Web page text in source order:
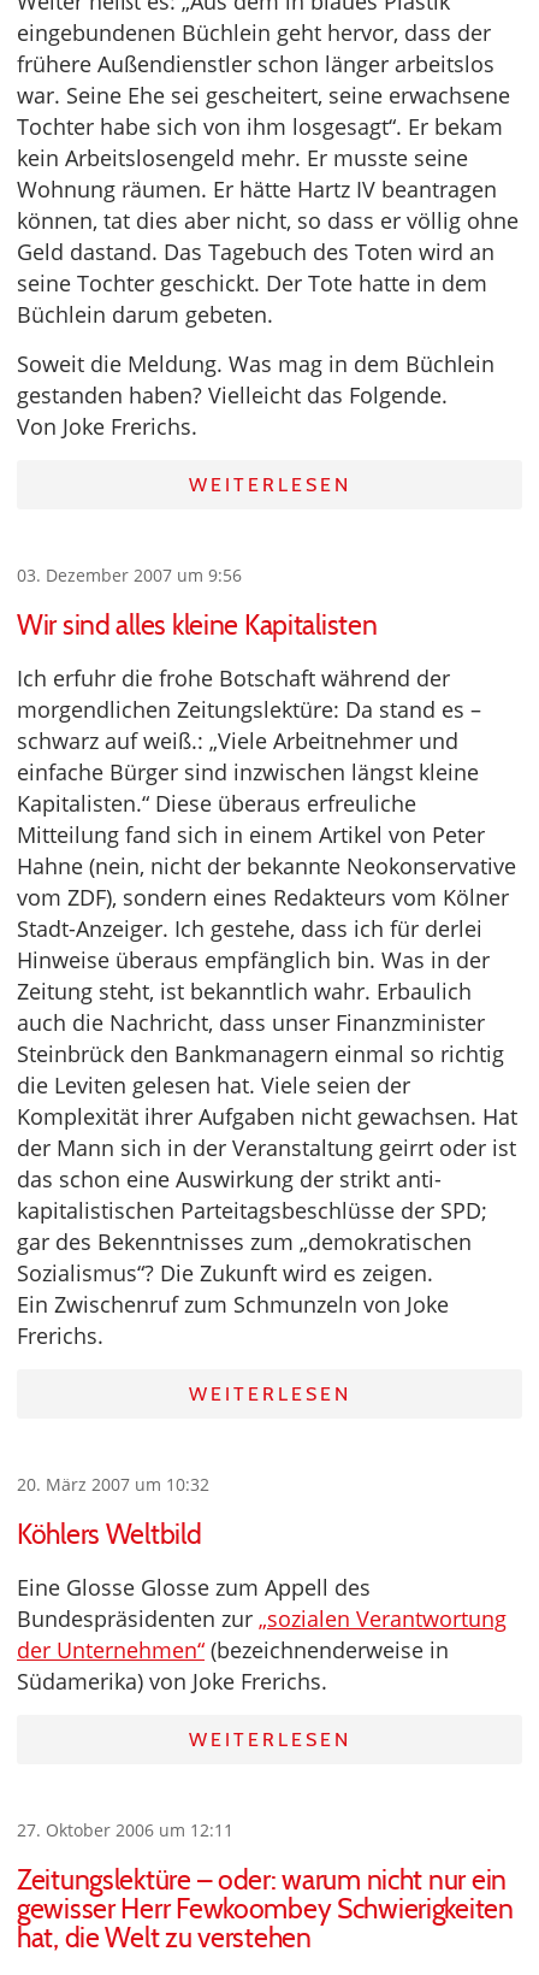
eingebundenen Büchlein geht hervor, dass der
frühere Außendienstler schon länger arbeitslos
war. Seine Ehe sei gescheitert, seine erwachsene
Tochter habe sich von ihm losgesagt“. Er bekam
kein Arbeitslosengeld mehr. Er musste seine
Wohnung räumen. Er hätte Hartz IV beantragen
können, tat dies aber nicht, so dass er völlig ohne
Geld dastand. Das Tagebuch des Toten wird an
seine Tochter geschickt. Der Tote hatte in dem
Büchlein darum gebeten.
Soweit die Meldung. Was mag in dem Büchlein
gestanden haben? Vielleicht das Folgende.
Von Joke Frerichs.
WEITERLESEN
03. Dezember 2007 um 9:56
Wir sind alles kleine Kapitalisten
Ich erfuhr die frohe Botschaft während der
morgendlichen Zeitungslektüre: Da stand es –
schwarz auf weiß.: „Viele Arbeitnehmer und
einfache Bürger sind inzwischen längst kleine
Kapitalisten.“ Diese überaus erfreuliche
Mitteilung fand sich in einem Artikel von Peter
Hahne (nein, nicht der bekannte Neokonservative
vom ZDF), sondern eines Redakteurs vom Kölner
Stadt-Anzeiger. Ich gestehe, dass ich für derlei
Hinweise überaus empfänglich bin. Was in der
Zeitung steht, ist bekanntlich wahr. Erbaulich
auch die Nachricht, dass unser Finanzminister
Steinbrück den Bankmanagern einmal so richtig
die Leviten gelesen hat. Viele seien der
Komplexität ihrer Aufgaben nicht gewachsen. Hat
der Mann sich in der Veranstaltung geirrt oder ist
das schon eine Auswirkung der strikt anti-
kapitalistischen Parteitagsbeschlüsse der SPD;
gar des Bekenntnisses zum „demokratischen
Sozialismus“? Die Zukunft wird es zeigen.
Ein Zwischenruf zum Schmunzeln von Joke
Frerichs.
WEITERLESEN
20. März 2007 um 10:32
Köhlers Weltbild
Eine Glosse Glosse zum Appell des
Bundespräsidenten zur „sozialen Verantwortung
der Unternehmen“ (bezeichnenderweise in
Südamerika) von Joke Frerichs.
WEITERLESEN
27. Oktober 2006 um 12:11
Zeitungslektüre – oder: warum nicht nur ein
gewisser Herr Fewkoombey Schwierigkeiten
hat, die Welt zu verstehen